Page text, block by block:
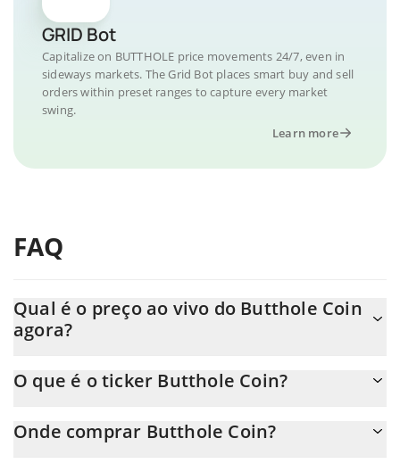
GRID Bot
Capitalize on BUTTHOLE price movements 24/7, even in
sideways markets. The Grid Bot places smart buy and sell
orders within preset ranges to capture every market
swing.
Learn more
FAQ
Qual é o preço ao vivo do Butthole Coin
agora?
O que é o ticker Butthole Coin?
Onde comprar Butthole Coin?